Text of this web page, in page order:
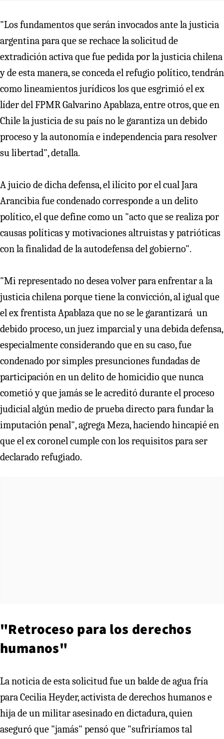
"Los fundamentos que serán invocados ante la justicia
argentina para que se rechace la solicitud de
extradición activa que fue pedida por la justicia chilena
y de esta manera, se conceda el refugio político, tendrán
como lineamientos jurídicos los que esgrimió el ex
líder del FPMR Galvarino Apablaza, entre otros, que en
Chile la justicia de su país no le garantiza un debido
proceso y la autonomía e independencia para resolver
su libertad", detalla.
A juicio de dicha defensa, el ilícito por el cual Jara
Arancibia fue condenado corresponde a un delito
político, el que define como un "acto que se realiza por
causas políticas y motivaciones altruistas y patrióticas
con la finalidad de la autodefensa del gobierno".
"Mi representado no desea volver para enfrentar a la
justicia chilena porque tiene la convicción, al igual que
el ex frentista Apablaza que no se le garantizará un
debido proceso, un juez imparcial y una debida defensa,
especialmente considerando que en su caso, fue
condenado por simples presunciones fundadas de
participación en un delito de homicidio que nunca
cometió y que jamás se le acreditó durante el proceso
judicial algún medio de prueba directo para fundar la
imputación penal", agrega Meza, haciendo hincapié en
que el ex coronel cumple con los requisitos para ser
declarado refugiado.
"Retroceso para los derechos
humanos"
La noticia de esta solicitud fue un balde de agua fría
para Cecilia Heyder, activista de derechos humanos e
hija de un militar asesinado en dictadura, quien
aseguró que "jamás" pensó que "sufriríamos tal